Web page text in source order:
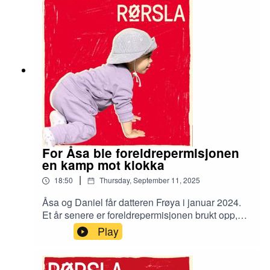
For Åsa ble foreldrepermisjonen
en kamp mot klokka
18:50 | Thursday, September 11, 2025
Åsa og Daniel får datteren Frøya i januar 2024.
Et år senere er foreldrepermisjonen brukt opp,
men de står uten barnehageplass. Den har de
ikke krav på før om et halvt år. Hva gjør man da?
Musikk: Royalty-free music by
Slip.stream https://slip.stream
Play